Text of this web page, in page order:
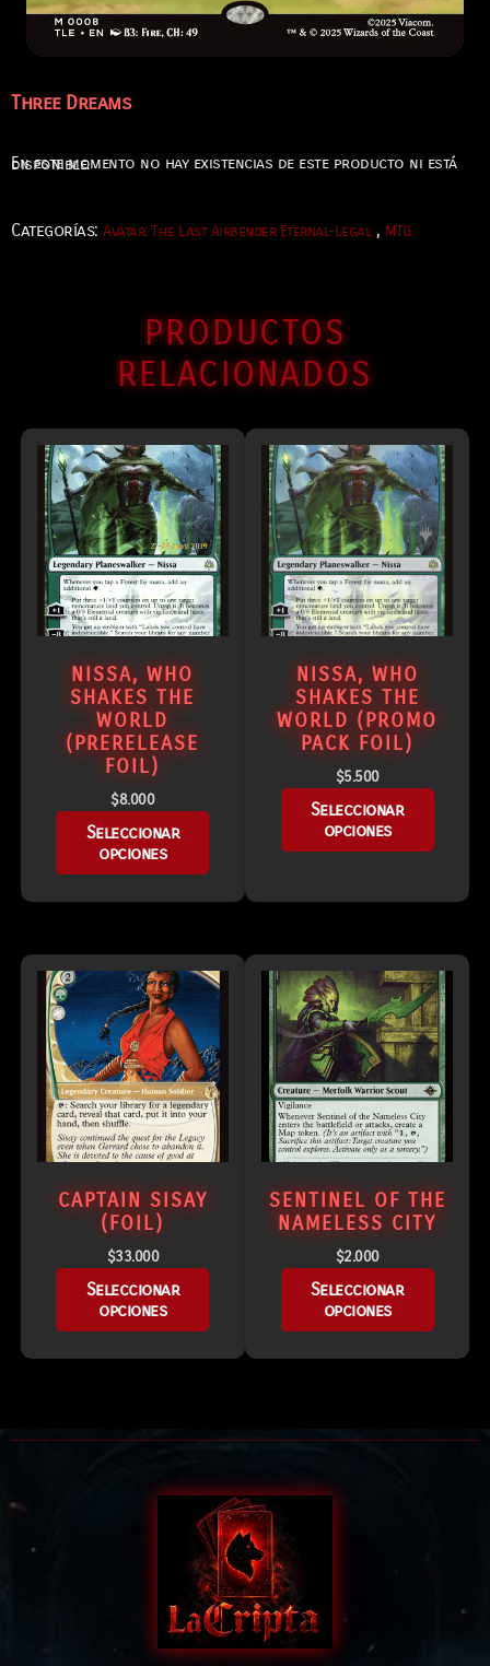
Three Dreams
En este momento no hay existencias de este producto ni está disponible.
Categorías: Avatar: The Last Airbender Eternal-Legal , MTG
PRODUCTOS
RELACIONADOS
NISSA, WHO
SHAKES THE
WORLD
(PRERELEASE
FOIL)
$8.000
Seleccionar
opciones
NISSA, WHO
SHAKES THE
WORLD (PROMO
PACK FOIL)
$5.500
Seleccionar
opciones
CAPTAIN SISAY
(FOIL)
$33.000
Seleccionar
opciones
SENTINEL OF THE
NAMELESS CITY
$2.000
Seleccionar
opciones